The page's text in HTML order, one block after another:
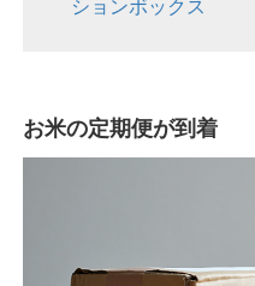
ションボックス
お米の定期便が到着